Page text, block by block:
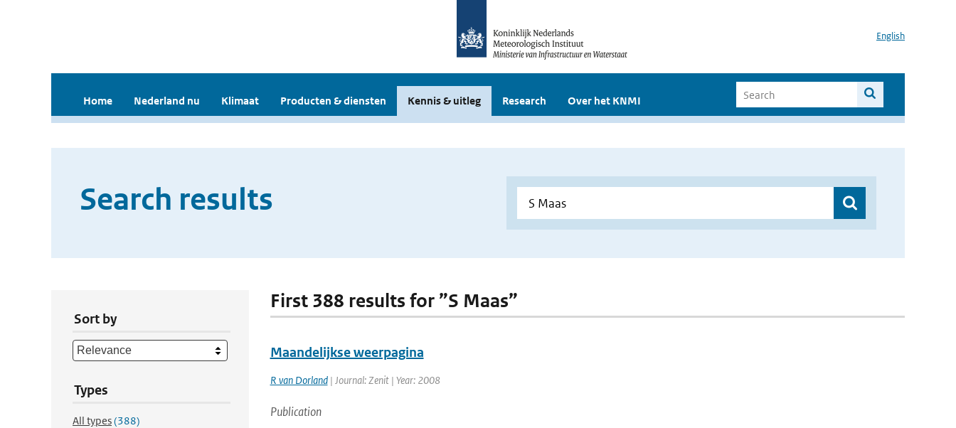
English
Home Nederland nu Klimaat Producten & diensten Kennis & uitleg Research Over het KNMI
Search results
Sort by
Types
All types(388)
First 388 results for ”S Maas”
Maandelijkse weerpagina
R van Dorland| Journal: Zenit | Year: 2008
Publication